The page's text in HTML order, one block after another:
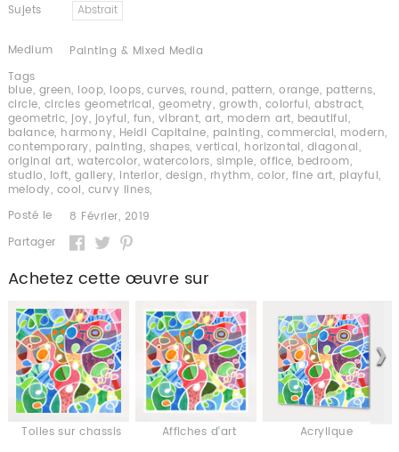
Sujets Abstrait
Medium
Painting & Mixed Media
Tags
blue, green, loop, loops,curves, round, pattern,orange, patterns,
circle, circles geometrical, geometry, growth, colorful,abstract,
geometric, joy, joyful, fun, vibrant,art, modern art, beautiful,
balance, harmony, Heidi Capitaine, painting, commercial, modern,
contemporary, painting, shapes,vertical, horizontal, diagonal,
original art, watercolor,watercolors, simple, office, bedroom,
studio, loft, gallery, interior, design, rhythm, color, fine art, playful,
melody, cool, curvy lines,
Posté le
8 Février, 2019
Partager
Achetez cette œuvre sur
Toiles sur chassis Affiches d'art Acrylique